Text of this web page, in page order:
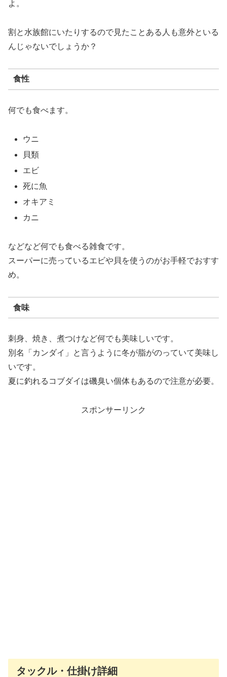
よ。
割と水族館にいたりするので見たことある人も意外といる
んじゃないでしょうか？
食性
何でも食べます。
ウニ
貝類
エビ
死に魚
オキアミ
カニ
などなど何でも食べる雑食です。
スーパーに売っているエビや貝を使うのがお手軽でおすす
め。
食味
刺身、焼き、煮つけなど何でも美味しいです。
別名「カンダイ」と言うように冬が脂がのっていて美味し
いです。
夏に釣れるコブダイは磯臭い個体もあるので注意が必要。
スポンサーリンク
タックル・仕掛け詳細